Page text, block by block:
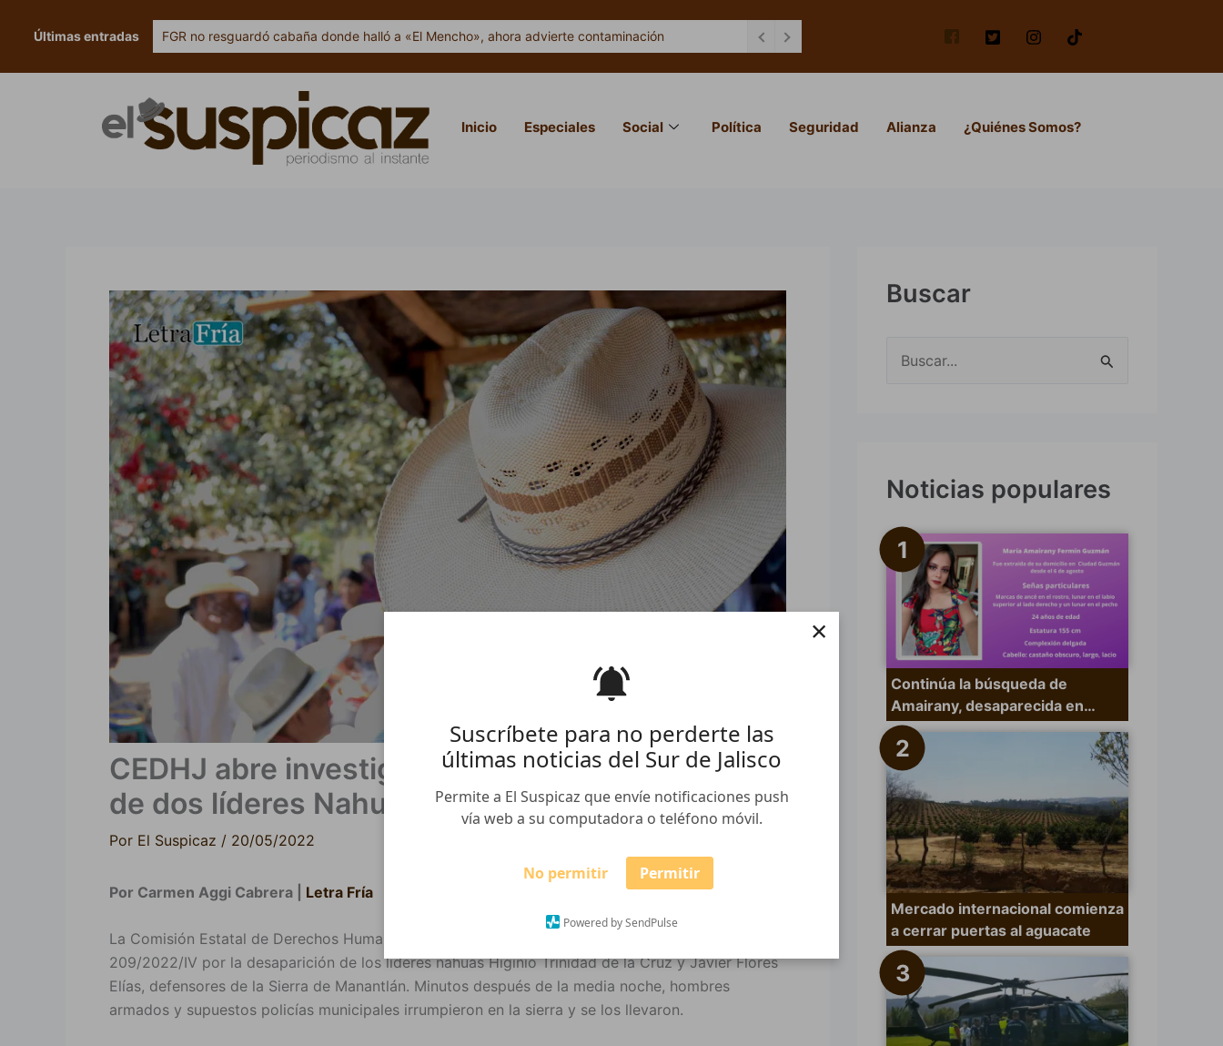
Suscríbete para no perderte las
últimas noticias del Sur de Jalisco
Permite a El Suspicaz que envíe notificaciones push
vía web a su computadora o teléfono móvil.
No permitir Permitir
Powered by SendPulse
×
Últimas entradas FGR no resguardó cabaña donde halló a «El Mencho», ahora advierte contaminación
Inicio Especiales Social Política Seguridad Alianza ¿Quiénes Somos?
CEDHJ abre investigación por la desaparición
de dos líderes Nahuas
Por El Suspicaz / 20/05/2022
Por Carmen Aggi Cabrera | Letra Fría
La Comisión Estatal de Derechos Humanos Jalisco (CEDHJ) abrió el acta de investigación
209/2022/IV por la desaparición de los líderes nahuas Higinio Trinidad de la Cruz y Javier Flores
Elías, defensores de la Sierra de Manantlán. Minutos después de la media noche, hombres
armados y supuestos policías municipales irrumpieron en la sierra y se los llevaron.
Buscar
a
p
o
Noticias populares
Continúa la búsqueda de
Amairany, desaparecida en…
Mercado internacional comienza
a cerrar puertas al aguacate